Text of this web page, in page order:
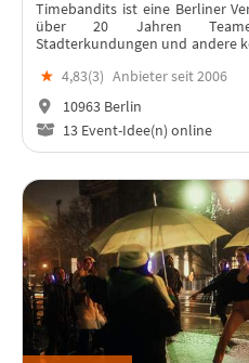
Timebandits ist eine Berliner
über 20 Jahren
Stadterkundungen und andere
★ 4,83(3) Anbieter seit 2006
10963 Berlin
13 Event-Idee(n) online